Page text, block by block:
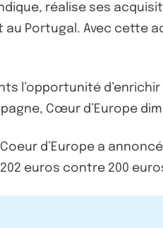
réalise ses
au Portugal. Avec cette
l’opportunité
Cœur d’Europe
d’Europe a
euros contre 200